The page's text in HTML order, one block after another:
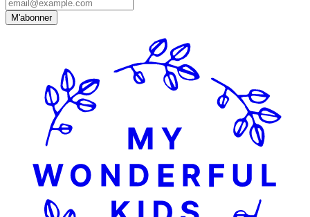
M'abonner